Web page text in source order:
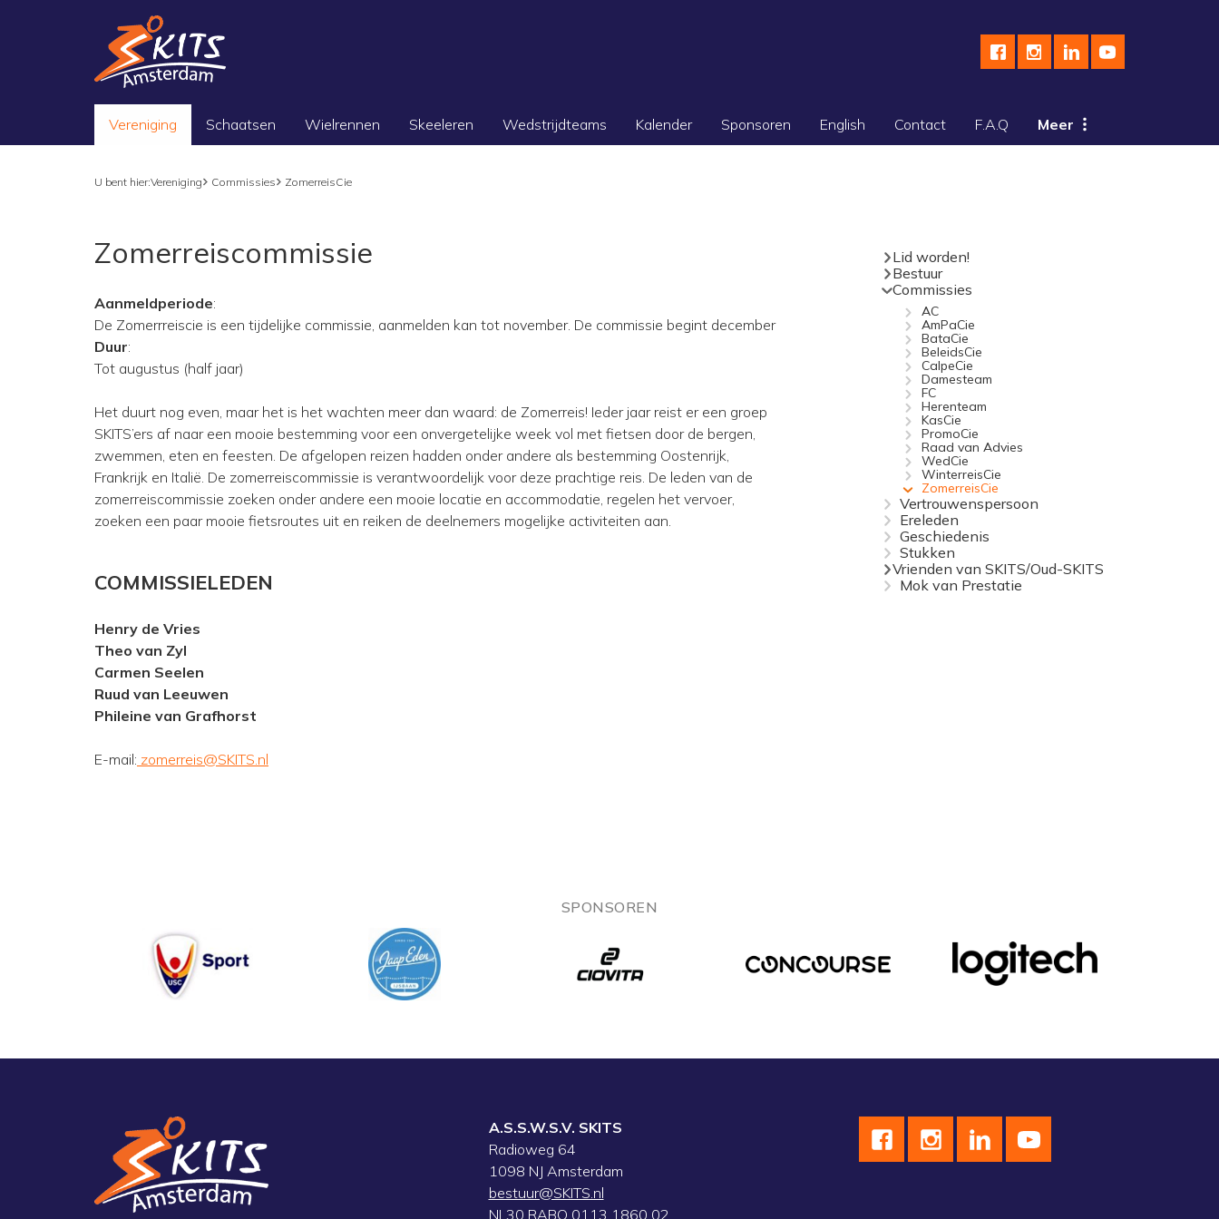
Vereniging Schaatsen Wielrennen Skeeleren Wedstrijdteams Kalender Sponsoren English Contact F.A.Q Meer
U bent hier:Vereniging Commissies ZomerreisCie
Zomerreiscommissie
Aanmeldperiode:
De Zomerrreiscie is een tijdelijke commissie, aanmelden kan tot november. De commissie begint december
Duur:
Tot augustus (half jaar)
Het duurt nog even, maar het is het wachten meer dan waard: de Zomerreis! Ieder jaar reist er een groep
SKITS’ers af naar een mooie bestemming voor een onvergetelijke week vol met fietsen door de bergen,
zwemmen, eten en feesten. De afgelopen reizen hadden onder andere als bestemming Oostenrijk,
Frankrijk en Italië. De zomerreiscommissie is verantwoordelijk voor deze prachtige reis. De leden van de
zomerreiscommissie zoeken onder andere een mooie locatie en accommodatie, regelen het vervoer,
zoeken een paar mooie fietsroutes uit en reiken de deelnemers mogelijke activiteiten aan.
COMMISSIELEDEN
Henry de Vries
Theo van Zyl
Carmen Seelen
Ruud van Leeuwen
Phileine van Grafhorst
E-mail: zomerreis@SKITS.nl
Lid worden!
Bestuur
Commissies
AC
AmPaCie
BataCie
BeleidsCie
CalpeCie
Damesteam
FC
Herenteam
KasCie
PromoCie
Raad van Advies
WedCie
WinterreisCie
ZomerreisCie
Vertrouwenspersoon
Ereleden
Geschiedenis
Stukken
Vrienden van SKITS/Oud-SKITS
Mok van Prestatie
SPONSOREN
A.S.S.W.S.V. SKITS
Radioweg 64
1098 NJ Amsterdam
bestuur@SKITS.nl
NL30 RABO 0113 1860 02